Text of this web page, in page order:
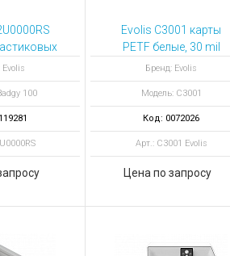
100
Evolis
100
Evolis C3001 карты
PETF белые, 30 mil
Бренд: Evolis
Модель: C3001
Код: 0072026
Арт.: C3001 Evolis
Цена по запросу